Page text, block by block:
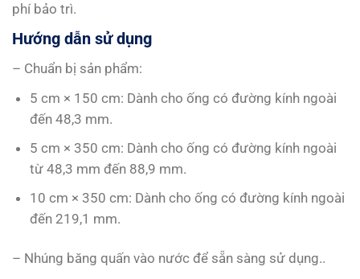
phí bảo trì.
Hướng dẫn sử dụng
– Chuẩn bị sản phẩm:
5 cm × 150 cm: Dành cho ống có đường kính ngoài
đến 48,3 mm.
5 cm × 350 cm: Dành cho ống có đường kính ngoài
từ 48,3 mm đến 88,9 mm.
10 cm × 350 cm: Dành cho ống có đường kính ngoài
đến 219,1 mm.
– Nhúng băng quấn vào nước để sẵn sàng sử dụng..